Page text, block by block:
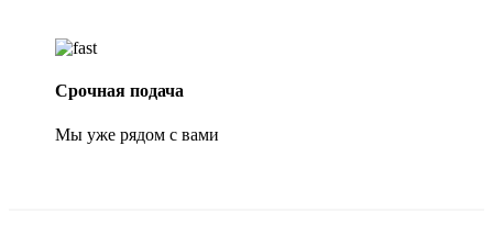
Срочная подача
Мы уже рядом с вами